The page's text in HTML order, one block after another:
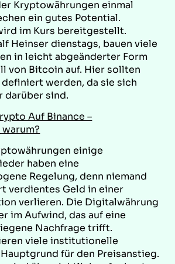
Kryptowährungen einmal
ein gutes Potential.
im Kurs bereitgestellt.
Heinser dienstags, bauen viele
in leicht abgeänderter Form
von Bitcoin auf. Hier sollten
werden, da sie sich
darüber sind.
Auf Binance –
einige
haben eine
Regelung, denn niemand
verdientes Geld in einer
verlieren. Die Digitalwährung
im Aufwind, das auf eine
Nachfrage trifft.
viele institutionelle
für den Preisanstieg.